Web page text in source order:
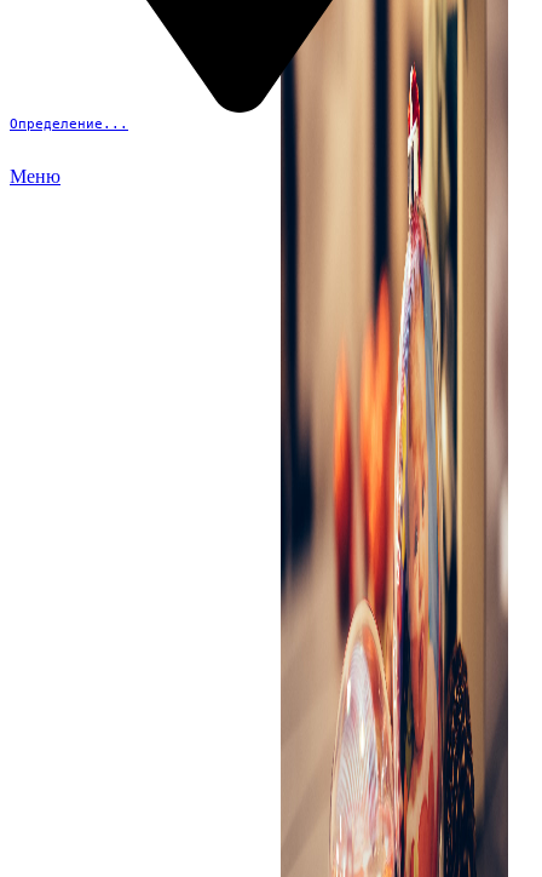
Определение...
Меню